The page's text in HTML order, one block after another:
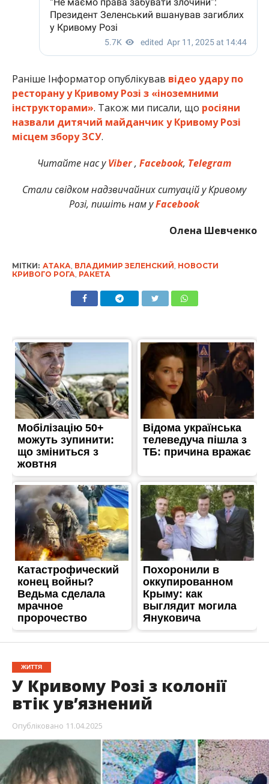
Раніше Інформатор опублікував відео удару по
ресторану у Кривому Розі з «іноземними
інструкторами». Також ми писали, що росіяни
назвали дитячий майданчик у Кривому Розі
місцем збору ЗСУ.
Читайте нас уViber,Facebook, Telegram
Стали свідком надзвичайних ситуацій у Кривому
Розі, пишіть нам уFacebook
Олена Шевченко
МІТКИ: АТАКА, ВЛАДИМИР ЗЕЛЕНСКИЙ, НОВОСТИ
КРИВОГО РОГА, РАКЕТА
ЖИТТЯ
У Кривому Розі з колонії
втік увʼязнений
Опубліковано 11.04.2025